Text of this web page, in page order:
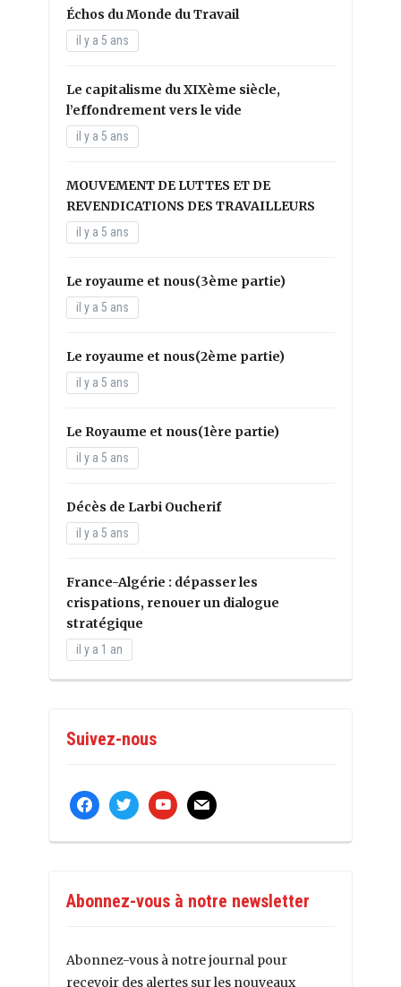
Échos du Monde du Travail
il y a 5 ans
Le capitalisme du XIXème siècle,
l’effondrement vers le vide
il y a 5 ans
MOUVEMENT DE LUTTES ET DE
REVENDICATIONS DES TRAVAILLEURS
il y a 5 ans
Le royaume et nous(3ème partie)
il y a 5 ans
Le royaume et nous(2ème partie)
il y a 5 ans
Le Royaume et nous(1ère partie)
il y a 5 ans
Décès de Larbi Oucherif
il y a 5 ans
France-Algérie : dépasser les
crispations, renouer un dialogue
stratégique
il y a 1 an
Suivez-nous
facebooktwitteryoutubemail
Abonnez-vous à notre newsletter
Abonnez-vous à notre journal pour
recevoir des alertes sur les nouveaux